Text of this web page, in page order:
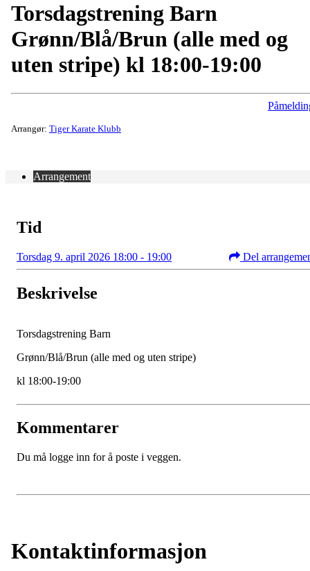
Torsdagstrening Barn
Grønn/Blå/Brun (alle med og
uten stripe) kl 18:00-19:00
Arrangør: Tiger Karate Klubb
Arrangement
Tid
Torsdag 9. april 2026 18:00 - 19:00 Del
Beskrivelse
Torsdagstrening Barn
Grønn/Blå/Brun (alle med og uten stripe)
kl 18:00-19:00
Kommentarer
Du må logge inn for å poste i veggen.
Kontaktinformasjon